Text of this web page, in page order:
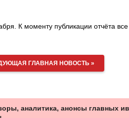
К моменту публикации отчёта
ГЛАВНАЯ НОВОСТЬ »
аналитика, анонсы главных